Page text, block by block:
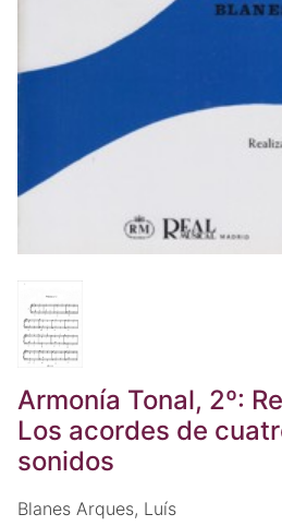
Armonía Tonal, 2º:
Los acordes de
sonidos
Blanes Arques, Luís